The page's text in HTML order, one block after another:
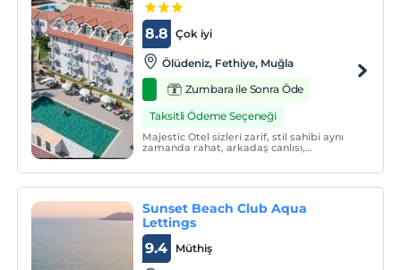
Çok iyi
8.8
Ölüdeniz, Fethiye, Muğla
Zumbara ile Sonra Öde
Taksitli Ödeme Seçeneği
Majestic Otel sizleri zarif, stil sahibi aynı
zamanda rahat, arkadaş canlısı,
tasarlanmıştır.
Sunset Beach Club Aqua
Lettings
Müthiş
9.4